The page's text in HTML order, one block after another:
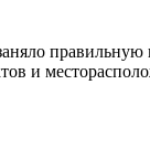
и